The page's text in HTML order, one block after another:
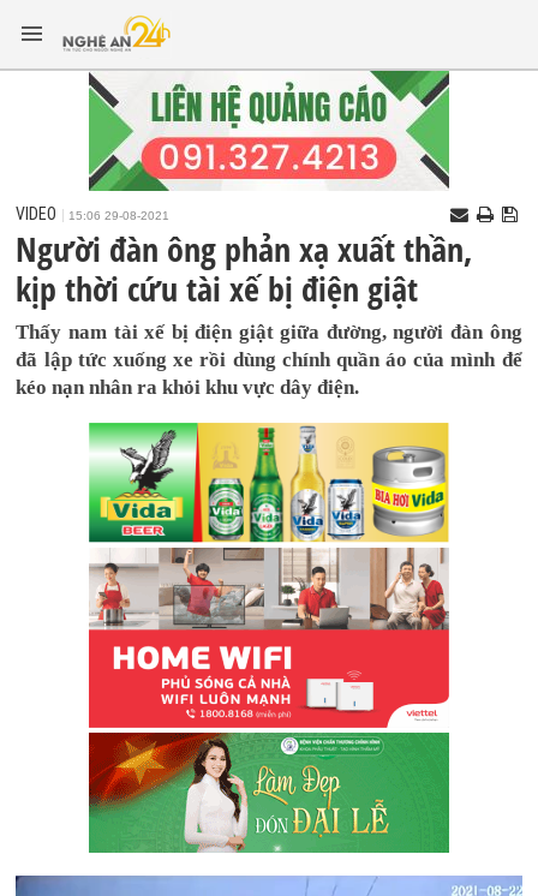
VIDEO 15:06 29-08-2021
Người đàn ông phản xạ xuất thần,
kịp thời cứu tài xế bị điện giật
Thấy nam tài xế bị điện giật giữa đường, người đàn ông
đã lập tức xuống xe rồi dùng chính quần áo của mình để
kéo nạn nhân ra khỏi khu vực dây điện.